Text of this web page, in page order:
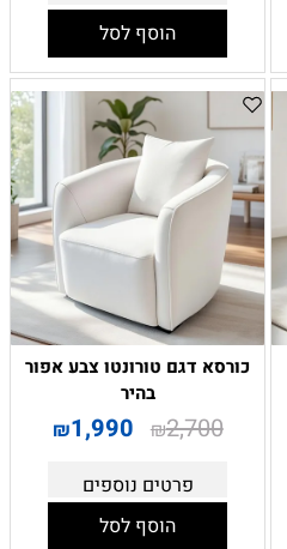
הוסף לסל
כורסא דגם טורונטו צבע אפור
בהיר
₪2,700
₪1,990
פרטים נוספים
הוסף לסל